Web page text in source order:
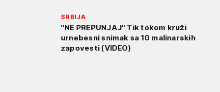
SRBIJA
"NE PREPUNJAJ" Tik tokom kruži
urnebesni snimak sa 10 malinarskih
zapovesti (VIDEO)